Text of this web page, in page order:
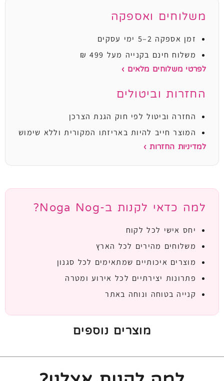
משלוחים ואספקה
זמן אספקה 2–5 ימי עסקים
משלוח חינם בקנייה מעל 499 ₪
לפרטי משלוחים מלאים ›
החזרות וביטולים
החזרה וביטול לפי חוק הגנת הצרכן
המוצר חייב להיות באריזתו המקורית וללא שימוש
למדיניות החזרות ›
למה כדאי לקנות ב-Noga Nog?
יחס אישי לכל לקוח
משלוחים מהירים לכל הארץ
מוצרים איכותיים שמתאימים לכל סגנון
פתרונות יצירתיים לכל אירוע ומטרה
קנייה בטוחה ונוחה באתר
מוצרים נוספים